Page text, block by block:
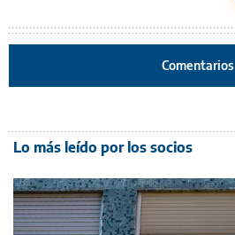
Comentarios
Lo más leído por los socios